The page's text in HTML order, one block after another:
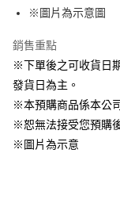
貨到付款
運送方式
全家取貨付款
每筆NT$65，滿
付款後全家取貨
每筆NT$65，滿
※圖片為示意圖
銷售重點
※下單後之可收貨日
發貨日為主。
※本預購商品係本公
※恕無法接受您預購
※圖片為示意